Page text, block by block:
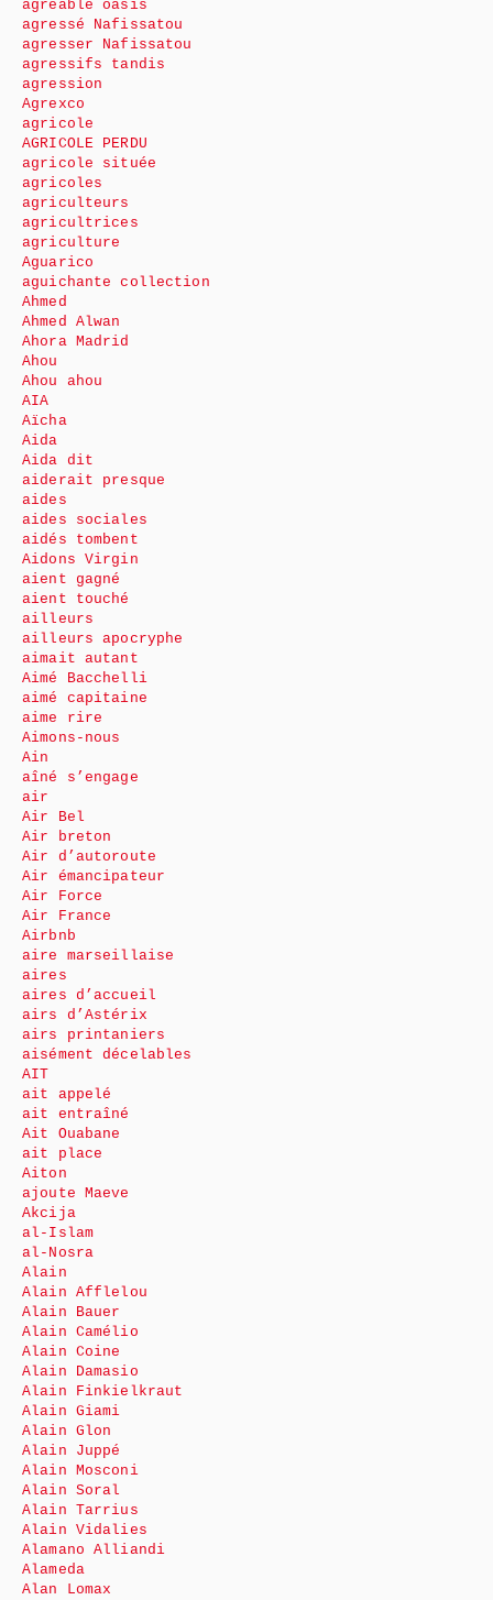
agréable oasis
agressé Nafissatou
agresser Nafissatou
agressifs tandis
agression
Agrexco
agricole
AGRICOLE PERDU
agricole située
agricoles
agriculteurs
agricultrices
agriculture
Aguarico
aguichante collection
Ahmed
Ahmed Alwan
Ahora Madrid
Ahou
Ahou ahou
AIA
Aïcha
Aida
Aida dit
aiderait presque
aides
aides sociales
aidés tombent
Aidons Virgin
aient gagné
aient touché
ailleurs
ailleurs apocryphe
aimait autant
Aimé Bacchelli
aimé capitaine
aime rire
Aimons-nous
Ain
aîné s’engage
air
Air Bel
Air breton
Air d’autoroute
Air émancipateur
Air Force
Air France
Airbnb
aire marseillaise
aires
aires d’accueil
airs d’Astérix
airs printaniers
aisément décelables
AIT
ait appelé
ait entraîné
Ait Ouabane
ait place
Aiton
ajoute Maeve
Akcija
al-Islam
al-Nosra
Alain
Alain Afflelou
Alain Bauer
Alain Camélio
Alain Coine
Alain Damasio
Alain Finkielkraut
Alain Giami
Alain Glon
Alain Juppé
Alain Mosconi
Alain Soral
Alain Tarrius
Alain Vidalies
Alamano Alliandi
Alameda
Alan Lomax